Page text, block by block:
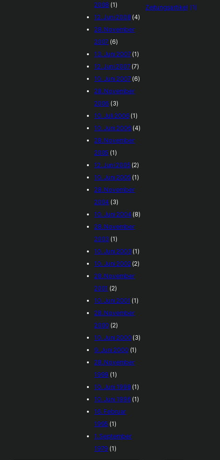
2008 (1)
12. Juni 2008 (4)
28. November
2007 (6)
13. Juni 2007 (1)
12. Juni 2007 (7)
10. Juni 2007 (6)
28. November
2006 (3)
10. Juli 2006 (1)
10. Juni 2006 (4)
28. November
2005 (1)
12. Juni 2005 (2)
10. Juni 2005 (1)
28. November
2004 (3)
10. Juni 2004(8)
28. November
2003 (1)
10. Juni 2003 (1)
10. Juni 2002 (2)
28. November
2001 (2)
10. Juni 2001 (1)
28. November
2000 (2)
10. Juni 2000 (3)
9. Juni 2000 (1)
28. November
1999 (1)
10. Juni 1998 (1)
10. Juni 1996 (1)
16. Februar
1995 (1)
1. September
1979 (1)
Zeitungsartikel (1)